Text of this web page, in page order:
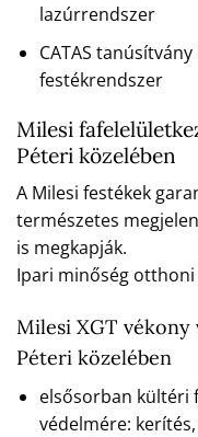
lazúrrendszer
CATAS
festékrendszer
Milesi
Péteri közelében
A Milesi festékek
természetes
is megkapják.
Ipari minőség
Milesi XGT vékony
Péteri közelében
elsősorban kültéri
védelmére: